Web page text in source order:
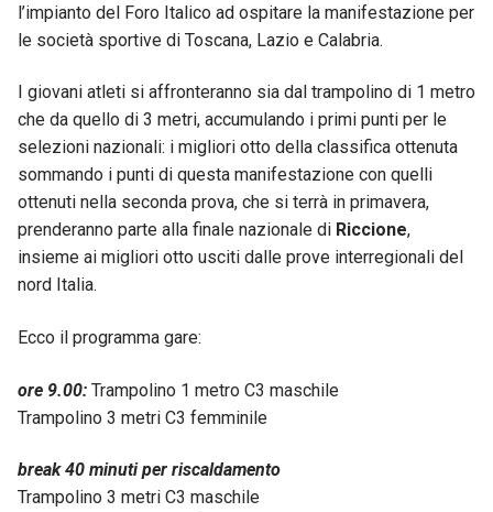
l’impianto del Foro Italico ad ospitare la manifestazione per
le società sportive di Toscana, Lazio e Calabria.
I giovani atleti si affronteranno sia dal trampolino di 1 metro
che da quello di 3 metri, accumulando i primi punti per le
selezioni nazionali: i migliori otto della classifica ottenuta
sommando i punti di questa manifestazione con quelli
ottenuti nella seconda prova, che si terrà in primavera,
prenderanno parte alla finale nazionale di Riccione,
insieme ai migliori otto usciti dalle prove interregionali del
nord Italia.
Ecco il programma gare:
ore 9.00: Trampolino 1 metro C3 maschile
Trampolino 3 metri C3 femminile
break 40 minuti per riscaldamento
Trampolino 3 metri C3 maschile